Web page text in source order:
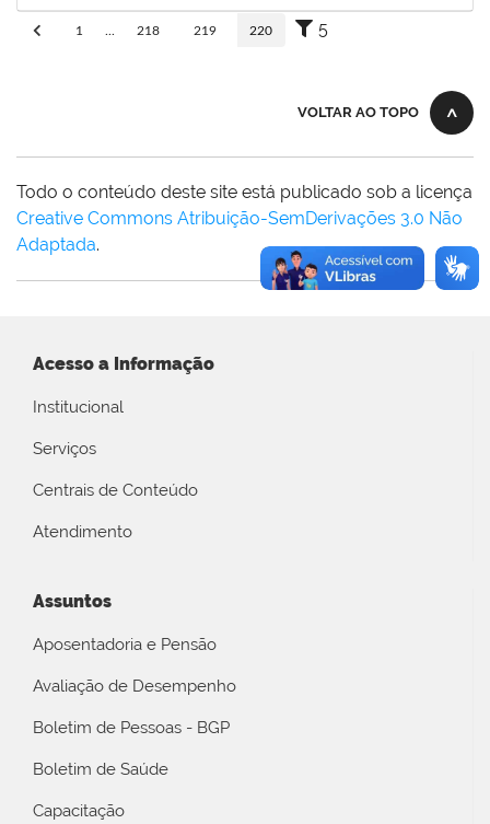
1 218 219 220 5
VOLTAR AO TOPO
Todo o conteúdo deste site está publicado sob a licença
Creative Commons Atribuição-SemDerivações 3.0 Não
Adaptada.
Acesso a Informação
Institucional
Serviços
Centrais de Conteúdo
Atendimento
Assuntos
Aposentadoria e Pensão
Avaliação de Desempenho
Boletim de Pessoas - BGP
Boletim de Saúde
Capacitação